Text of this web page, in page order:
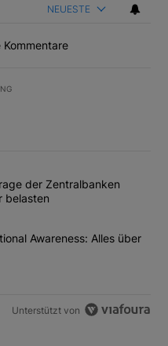
NEUESTE
meisten kommentierten
tiefe Nachfrage der
der Zentralbanken
belasten
Calls bei Situational
Awareness: Alles über
Unterstützt von